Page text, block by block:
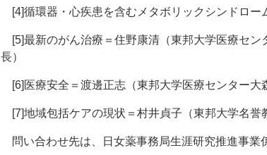
[4]循環器・心疾患を含むメタボリックシンドロー
[5]最新のがん治療＝住野康清（東邦大学医療セン
長）
[6]医療安全＝渡邊正志（東邦大学医療センター大
[7]地域包括ケアの現状＝村井貞子（東邦大学名誉
問い合わせ先は、日女薬事務局生涯研究推進事業